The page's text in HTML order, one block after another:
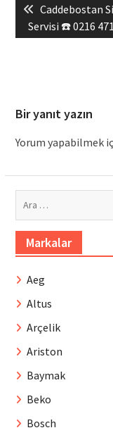
gezinmesi
Previous
post:
Caddebostan
Servisi ☎️ 0216
Bir yanıt yazın
Yorum yapabilmek
Markalar
Aeg
Altus
Arçelik
Ariston
Baymak
Beko
Bosch